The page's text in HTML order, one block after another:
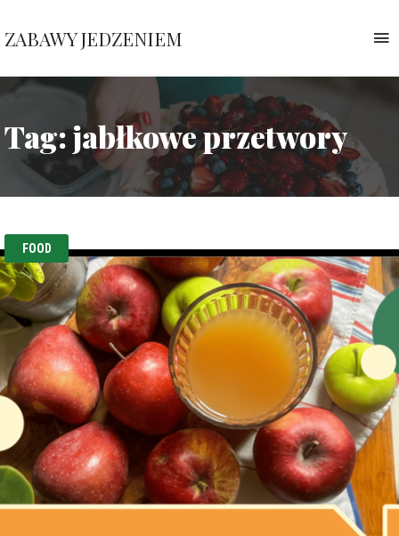
ZABAWY JEDZENIEM
Nawrockiej
Tag:jabłkowe przetwory
FOOD